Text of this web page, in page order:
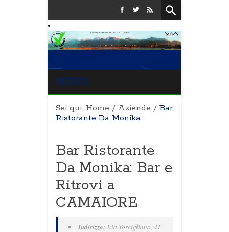
MENU
Sei qui: Home / Aziende / Bar
Ristorante Da Monika
Bar Ristorante
Da Monika: Bar e
Ritrovi a
CAMAIORE
Indirizzo: Via Torcigliano, 41